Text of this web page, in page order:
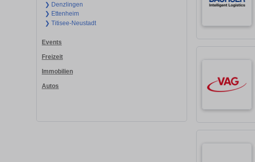
❯ Denzlingen
❯ Ettenheim
❯ Titisee-Neustadt
Events
Freizeit
Immobilien
Autos